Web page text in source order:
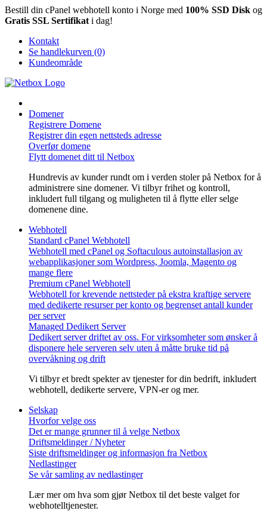
Bestill din cPanel webhotell konto i Norge med 100% SSD Disk og
Gratis SSL Sertifikat i dag!
Kontakt
Se handlekurven (0)
Kundeområde
Domener
Registrere Domene
Registrer din egen nettsteds adresse
Overfør domene
Flytt domenet ditt til Netbox
Hundrevis av kunder rundt om i verden stoler på Netbox for å
administrere sine domener. Vi tilbyr frihet og kontroll,
inkludert full tilgang og muligheten til å flytte eller selge
domenene dine.
Webhotell
Standard cPanel Webhotell
Webhotell med cPanel og Softaculous autoinstallasjon av
webapplikasjoner som Wordpress, Joomla, Magento og
mange flere
Premium cPanel Webhotell
Webhotell for krevende nettsteder på ekstra kraftige servere
med dedikerte resurser per konto og begrenset antall kunder
per server
Managed Dedikert Server
Dedikert server driftet av oss. For virksomheter som ønsker å
disponere hele serveren selv uten å måtte bruke tid på
overvåkning og drift
Vi tilbyr et bredt spekter av tjenester for din bedrift, inkludert
webhotell, dedikerte servere, VPN-er og mer.
Selskap
Hvorfor velge oss
Det er mange grunner til å velge Netbox
Driftsmeldinger / Nyheter
Siste driftsmeldinger og informasjon fra Netbox
Nedlastinger
Se vår samling av nedlastinger
Lær mer om hva som gjør Netbox til det beste valget for
webhotelltjenester.